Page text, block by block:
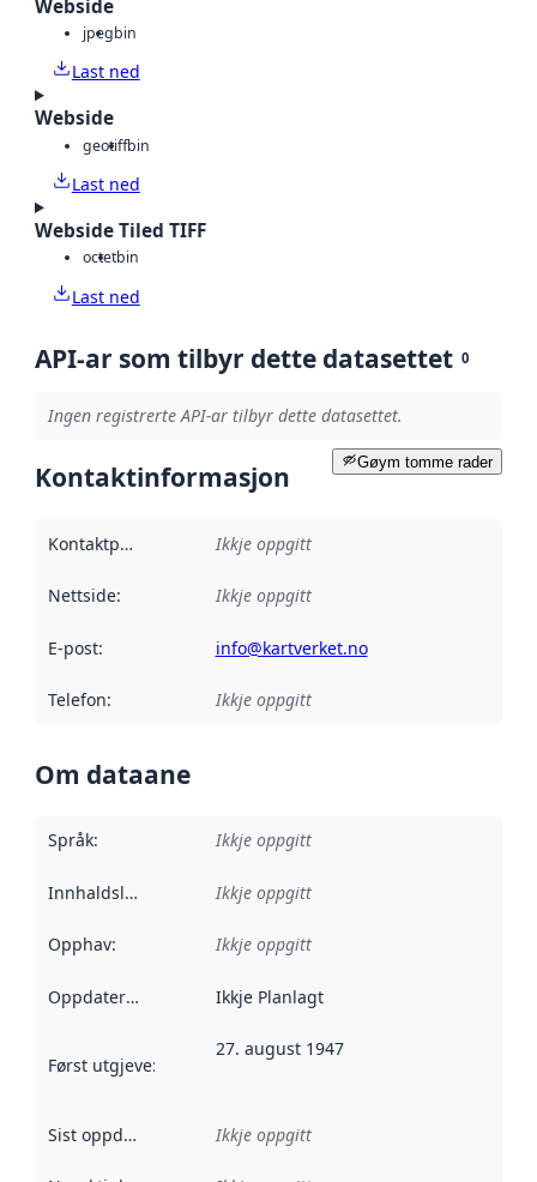
Webside
jpegbin
Last ned
Webside
geotiffbin
Last ned
Webside Tiled TIFF
octetbin
Last ned
API-ar som tilbyr dette datasettet 0
Ingen registrerte API-ar tilbyr dette datasettet.
Gøym tomme rader
Kontaktinformasjon
Kontaktpunkt Ikkje oppgitt
Nettside: Ikkje oppgitt
E-post: info@kartverket.no
Telefon: Ikkje oppgitt
Om dataane
Språk: Ikkje oppgitt
Innhaldsleverandørar :
Ikkje oppgitt
Opphav: Ikkje oppgitt
Oppdateringsfrekvens :
Ikkje Planlagt
Først utgjeve: Denne datoen seier når dataa i dette
27. august 1947
Sist oppdatert Ikkje oppgitt